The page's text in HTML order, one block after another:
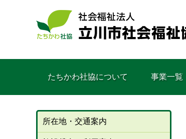
たちかわ社協について 事業一覧
所在地・交通案内